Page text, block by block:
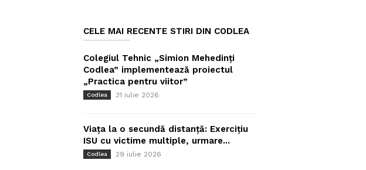
CELE MAI RECENTE STIRI DIN CODLEA
Colegiul Tehnic „Simion Mehedinți
Codlea” implementează proiectul
„Practica pentru viitor”
Codlea 31 iulie 2026
Viața la o secundă distanță: Exercițiu
ISU cu victime multiple, urmare...
Codlea 29 iulie 2026